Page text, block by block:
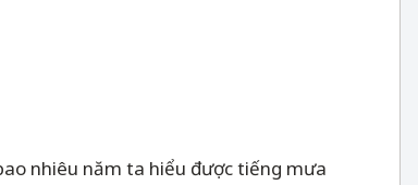
nhiêu năm ta hiểu được tiếng mưa